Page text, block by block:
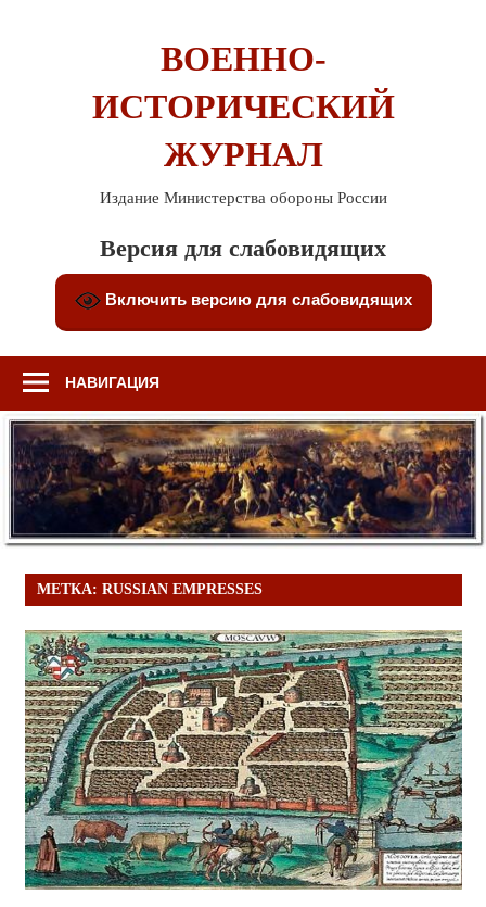
ВОЕННО-
ИСТОРИЧЕСКИЙ
ЖУРНАЛ
Издание Министерства обороны России
Версия для слабовидящих
Включить версию для слабовидящих
НАВИГАЦИЯ
МЕТКА: RUSSIAN EMPRESSES